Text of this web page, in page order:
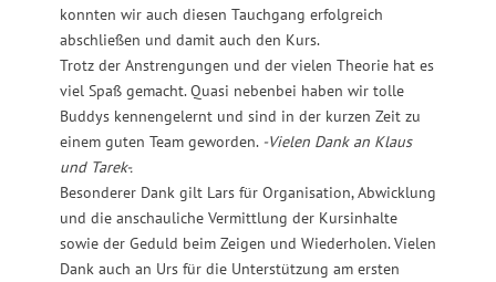
konnten wir auch diesen Tauchgang erfolgreich
abschließen und damit auch den Kurs.
Trotz der Anstrengungen und der vielen Theorie hat es
viel Spaß gemacht. Quasi nebenbei haben wir tolle
Buddys kennengelernt und sind in der kurzen Zeit zu
einem guten Team geworden. -Vielen Dank an Klaus
und Tarek-.
Besonderer Dank gilt Lars für Organisation, Abwicklung
und die anschauliche Vermittlung der Kursinhalte
sowie der Geduld beim Zeigen und Wiederholen. Vielen
Dank auch an Urs für die Unterstützung am ersten